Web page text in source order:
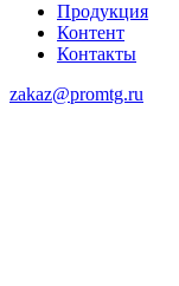
Продукция
Контент
Контакты
zakaz@promtg.ru